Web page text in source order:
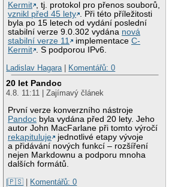
Kermit , tj. protokol pro přenos souborů,
vznikl před 45 lety . Při této příležitosti
byla po 15 letech od vydání poslední
stabilní verze 9.0.302 vydána nová
stabilní verze 11
implementaceC-
Kermit . S podporou IPv6.
Ladislav Hagara | Komentářů: 0
20 let Pandoc
4.8. 11:11 | Zajímavý článek
První verze konverzního nástroje
Pandoc byla vydána před 20 lety. Jeho
autor John MacFarlane při tomto výročí
rekapituluje
jednotlivé etapy vývoje
a přidávání nových funkcí – rozšíření
nejen Markdownu a podporu mnoha
dalších formátů.
|🇵🇸 | Komentářů: 0